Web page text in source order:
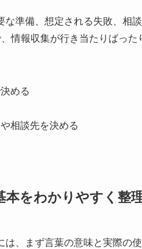
な準備、想定される失敗、相
情報収集が行き当たりばった
める
相談先を決める
本をわかりやすく整
は、まず言葉の意味と実際の